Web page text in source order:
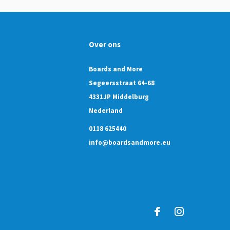
Over ons
Boards and More
Segeersstraat 64-68
4331JP Middelburg
Nederland
0118 625440
info@boardsandmore.eu